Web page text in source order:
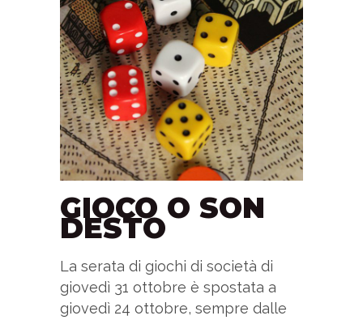
GIOCO O SON
DESTO
La serata di giochi di società di
giovedì 31 ottobre è spostata a
giovedì 24 ottobre, sempre dalle